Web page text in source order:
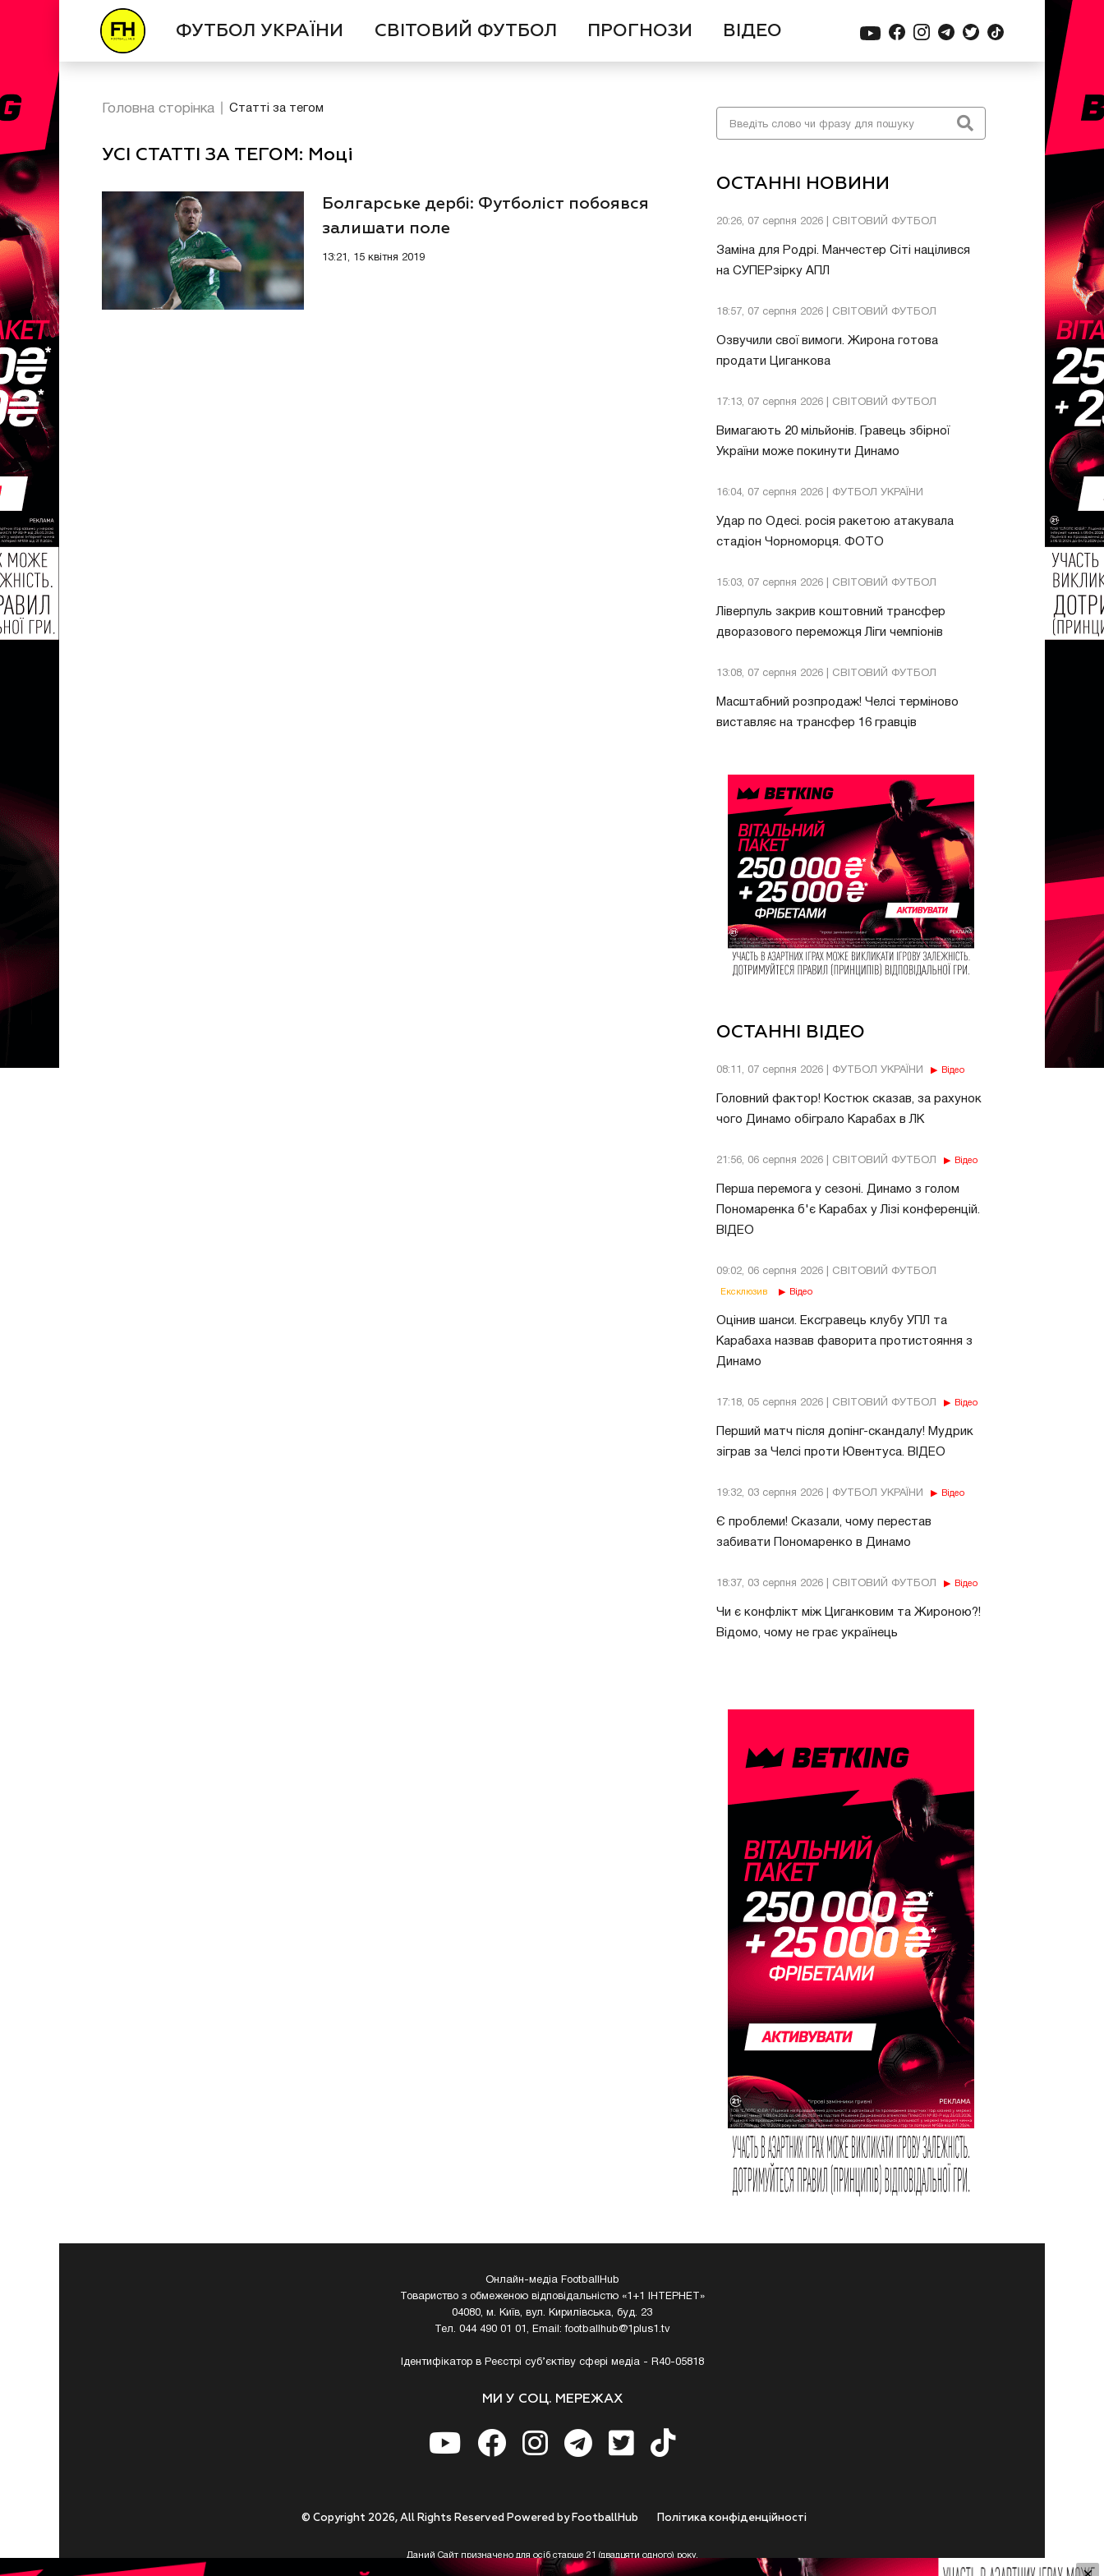
ФУТБОЛ УКРАЇНИ СВІТОВИЙ ФУТБОЛ ПРОГНОЗИ ВІДЕО
ОСТАННІ НОВИНИ
20:26, 07 серпня 2026 | СВІТОВИЙ ФУТБОЛ
Заміна для Родрі. Манчестер Сіті націлився
на СУПЕРзірку АПЛ
18:57, 07 серпня 2026 | СВІТОВИЙ ФУТБОЛ
Озвучили свої вимоги. Жирона готова
продати Циганкова
17:13, 07 серпня 2026 | СВІТОВИЙ ФУТБОЛ
Вимагають 20 мільйонів. Гравець збірної
України може покинути Динамо
16:04, 07 серпня 2026 | ФУТБОЛ УКРАЇНИ
Удар по Одесі. росія ракетою атакувала
стадіон Чорноморця. ФОТО
15:03, 07 серпня 2026 | СВІТОВИЙ ФУТБОЛ
Ліверпуль закрив коштовний трансфер
дворазового переможця Ліги чемпіонів
13:08, 07 серпня 2026 | СВІТОВИЙ ФУТБОЛ
Масштабний розпродаж! Челсі терміново
виставляє на трансфер 16 гравців
ОСТАННІ ВІДЕО
08:11, 07 серпня 2026 | ФУТБОЛ УКРАЇНИ Відео
Головний фактор! Костюк сказав, за рахунок
чого Динамо обіграло Карабах в ЛК
21:56, 06 серпня 2026 | СВІТОВИЙ ФУТБОЛ Відео
Перша перемога у сезоні. Динамо з голом
Пономаренка б'є Карабах у Лізі конференцій.
ВІДЕО
09:02, 06 серпня 2026 | СВІТОВИЙ ФУТБОЛ
Ексклюзив Відео
Оцінив шанси. Ексгравець клубу УПЛ та
Карабаха назвав фаворита протистояння з
Динамо
17:18, 05 серпня 2026 | СВІТОВИЙ ФУТБОЛ Відео
Перший матч після допінг-скандалу! Мудрик
зіграв за Челсі проти Ювентуса. ВІДЕО
19:32, 03 серпня 2026 | ФУТБОЛ УКРАЇНИ Відео
Є проблеми! Сказали, чому перестав
забивати Пономаренко в Динамо
18:37, 03 серпня 2026 | СВІТОВИЙ ФУТБОЛ Відео
Чи є конфлікт між Циганковим та Жироною?!
Відомо, чому не грає українець
Головна сторінка Статті за тегом
УСІ СТАТТІ ЗА ТЕГОМ: Моці
Болгарське дербі: Футболіст побоявся
залишати поле
13:21, 15 квітня 2019
Онлайн-медіа FootballHub
Товариство з обмеженою відповідальністю «1+1 ІНТЕРНЕТ»
04080, м. Київ, вул. Кирилівська, буд. 23
Тел. 044 490 01 01, Email:footballhub@1plus1.tv
Ідентифікатор в Реєстрі суб’єктіву сфері медіа - R40-05818
МИ У СОЦ. МЕРЕЖАХ
Полiтика конфiденцiйностi
© Copyright 2026, All Rights Reserved Powered by FootballHub
Даний Сайт призначено для осіб старше 21 (двадцяти одного) року.
Приступаючи до використання https://footballhub.ua, Користувач цим підтверджує, що досяг 21-річного віку.